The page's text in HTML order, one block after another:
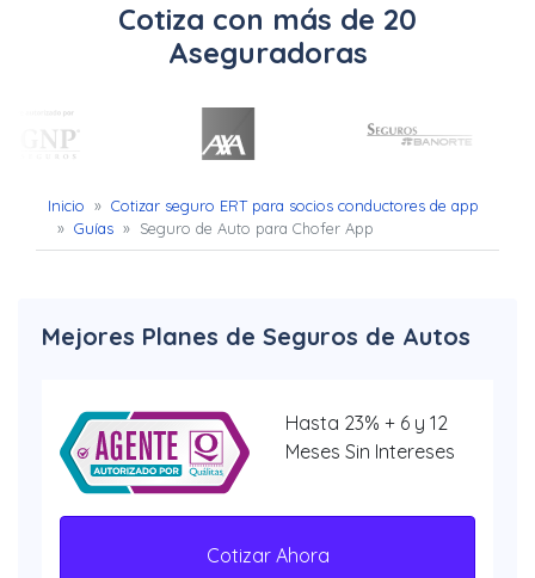
App
Seguro
de
Médicos
Noticias
Cotiza con más de 20
Aseguradoras
Inicio » Cotizar seguro ERT para socios conductores de app
» Guías » Seguro de Auto para Chofer App
Mejores Planes de Seguros de Autos
Hasta 23% + 6 y 12
Meses Sin Intereses
Cotizar Ahora